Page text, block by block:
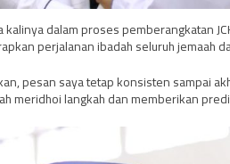
dalam proses pemberangkatan
perjalanan ibadah seluruh jemaah
pesan saya tetap konsisten sampai
meridhoi langkah dan memberikan